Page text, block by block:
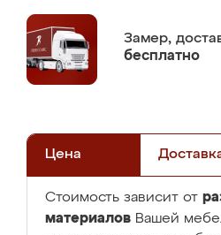
Замер,
бесплатно
Цена
Стоимость зависит от
материалов Вашей